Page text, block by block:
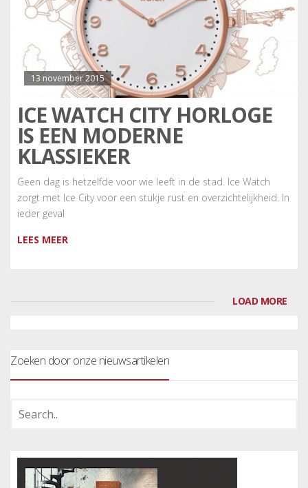
13 november 2015
ICE WATCH CITY HORLOGE
IS EEN MODERNE
KLASSIEKER
Geen dag is hetzelfde voor wie leeft in de stad. Ice Watch
zorgt met Ice City voor een stukje rust en overzichtelijkheid. In
ieder geval
LEES MEER
LOAD MORE
Zoeken door onze nieuwsartikelen